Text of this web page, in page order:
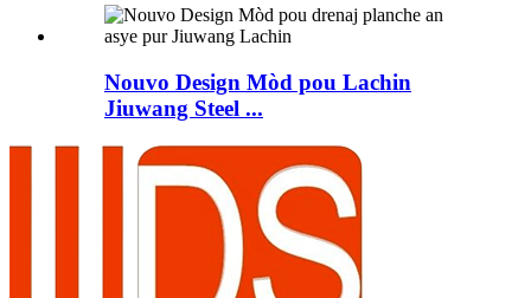
Nouvo Design Mòd pou Lachin
Jiuwang Steel ...